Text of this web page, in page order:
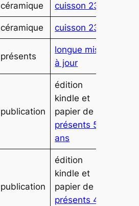
céramique cuisson 234
céramique cuisson 233
présents
longue mise
à jour
publication
édition
kindle et
papier de
présents 50
ans
publication
édition
kindle et
papier de
présents 49